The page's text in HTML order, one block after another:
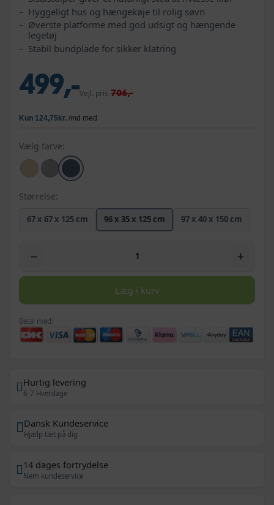
Hyggeligt hus og hængekøje til rolig søvn
Øverste platforme med god udsigt og hængende
legetøj
Stabil bundplade for sikker klatring
499,-Vejl. pris 706,-
Vælg farve:
Størrelse:
67 x 67 x 125 cm 96 x 35 x 125 cm 97 x 40 x 150 cm
− +
Læg i kurv
Betal med:
Hurtig levering
6-7 Hverdage
Dansk Kundeservice
Hjælp tæt på dig
14 dages fortrydelse
Nem kundeservice